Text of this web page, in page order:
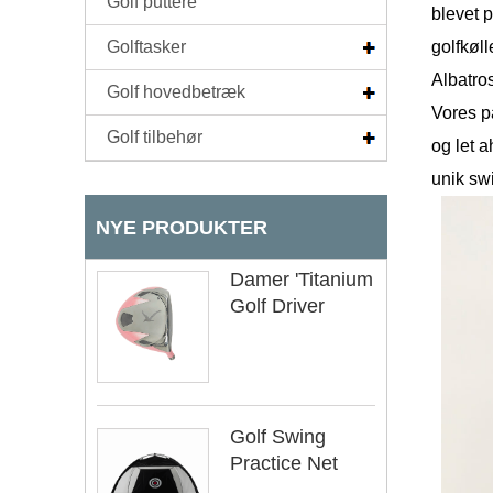
Golftasker
Golf hovedbetræk
Golf tilbehør
NYE PRODUKTER
Damer 'Titanium
Golf Driver
Golf Swing
Practice Net
blevet
Vores
og let
unik